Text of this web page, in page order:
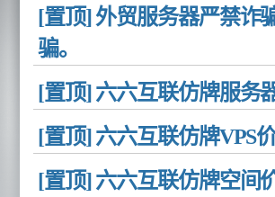
[置顶] 外贸服务器严禁诈
骗。
[置顶] 六六互联仿牌服务
[置顶] 六六互联仿牌VPS
[置顶] 六六互联仿牌空间